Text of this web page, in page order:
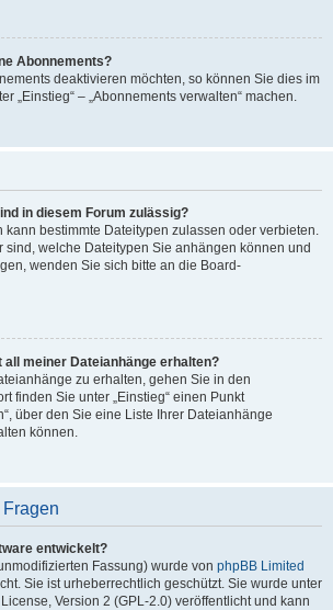
Abonnements?
deaktivieren möchten, so können Sie dies im
„Einstieg“ – „Abonnements verwalten“ machen.
in diesem Forum zulässig?
kann bestimmte Dateitypen zulassen oder verbieten.
sind, welche Dateitypen Sie anhängen können und
wenden Sie sich bitte an die Board-
all meiner Dateianhänge erhalten?
zu erhalten, gehen Sie in den
finden Sie unter „Einstieg“ einen Punkt
über den Sie eine Liste Ihrer Dateianhänge
können.
entwickelt?
Fassung) wurde von phpBB Limited
Sie ist urheberrechtlich geschützt. Sie wurde unter
Version 2 (GPL-2.0) veröffentlicht und kann